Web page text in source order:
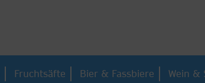
Fruchtsäfte Bier & Fassbiere Wein &